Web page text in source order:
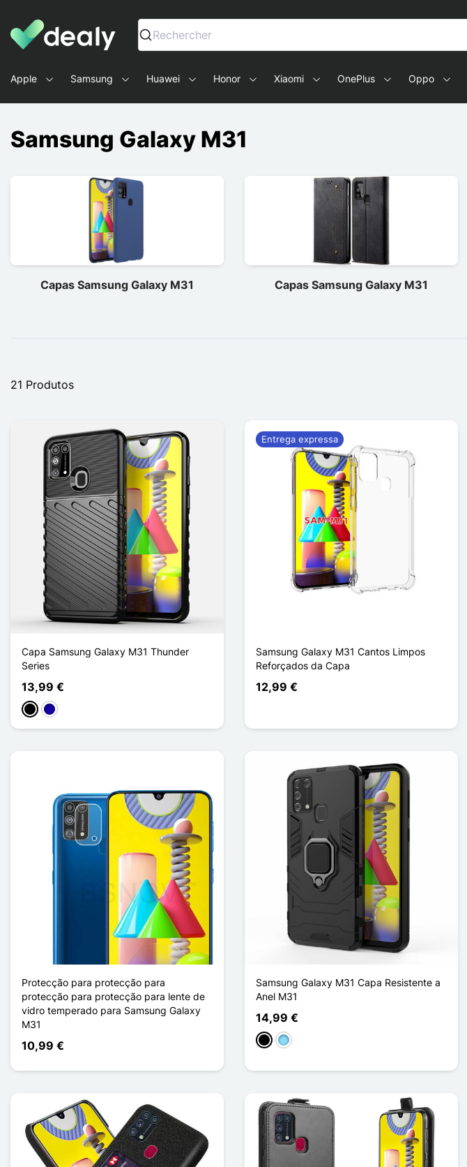
Dealy - Capas e acessórios para smartphones e tablets
Rechercher
Apple Samsung Huawei Honor Xiaomi OnePlus Oppo
Samsung Galaxy M31
Capas Samsung Galaxy M31 Capas Samsung Galaxy M31
21 Produtos
Capa Samsung Galaxy M31 Thunder
Series
13,99 €
PretoAzul Escuro
Samsung Galaxy M31 Cantos Limpos
Reforçados da Capa
12,99 €
Entrega expressa
Protecção para protecção para
protecção para protecção para lente de
vidro temperado para Samsung Galaxy
M31
10,99 €
Samsung Galaxy M31 Capa Resistente a
Anel M31
14,99 €
PretoAzul Claro